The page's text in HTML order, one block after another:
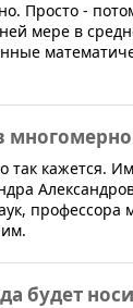
Просто -
мере в
кажется.
будет